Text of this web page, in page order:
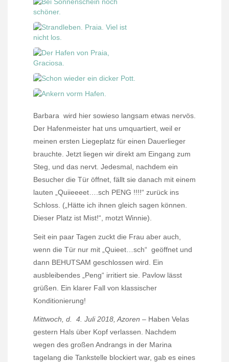
Barbara wird hier sowieso langsam etwas nervös.
Der Hafenmeister hat uns umquartiert, weil er
meinen ersten Liegeplatz für einen Dauerlieger
brauchte. Jetzt liegen wir direkt am Eingang zum
Steg, und das nervt. Jedesmal, nachdem ein
Besucher die Tür öffnet, fällt sie danach mit einem
lauten „Quiieeeet….sch PENG !!!!“ zurück ins
Schloss. („Hätte ich ihnen gleich sagen können.
Dieser Platz ist Mist!“, motzt Winnie).
Seit ein paar Tagen zuckt die Frau aber auch,
wenn die Tür nur mit „Quieet…sch“ geöffnet und
dann BEHUTSAM geschlossen wird. Ein
ausbleibendes „Peng“ irritiert sie. Pavlow lässt
grüßen. Ein klarer Fall von klassischer
Konditionierung!
Mittwoch, d. 4. Juli 2018, Azoren – Haben Velas
gestern Hals über Kopf verlassen. Nachdem
wegen des großen Andrangs in der Marina
tagelang die Tankstelle blockiert war, gab es eines